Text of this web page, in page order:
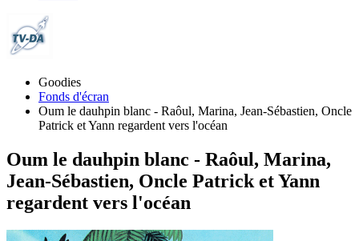
Goodies
Fonds d'écran
Oum le dauhpin blanc - Raôul, Marina, Jean-Sébastien, Oncle
Patrick et Yann regardent vers l'océan
Oum le dauhpin blanc - Raôul, Marina,
Jean-Sébastien, Oncle Patrick et Yann
regardent vers l'océan